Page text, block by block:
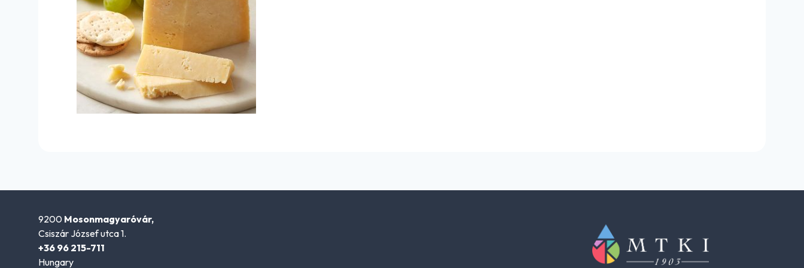
9200 Mosonmagyaróvár,
Csiszár József utca 1.
+36 96 215-711
Hungary